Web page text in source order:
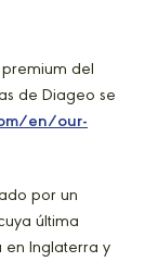
del
de Diageo se
en/our-
por un
última
en Inglaterra y